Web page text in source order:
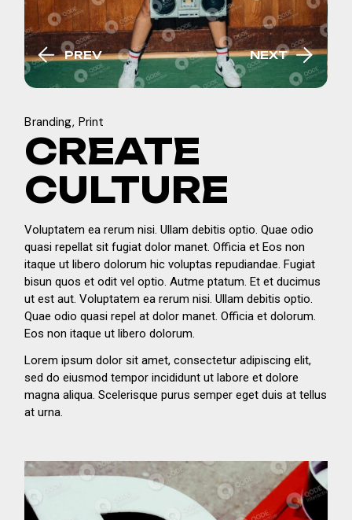
PREV NEXT
Branding Print
CREATE
CULTURE
Voluptatem ea rerum nisi. Ullam debitis optio. Quae odio
quasi repellat sit fugiat dolor manet. Officia et Eos non
itaque ut libero dolorum hic voluptas repudiandae. Fugiat
bisun quos et odit vel optio. Autme ptatum. Et et ducimus
ut est aut. Voluptatem ea rerum nisi. Ullam debitis optio.
Quae odio quasi repel at dolor manet. Officia et dolorum.
Eos non itaque ut libero dolorum.
Lorem ipsum dolor sit amet, consectetur adipiscing elit,
sed do eiusmod tempor incididunt ut labore et dolore
magna aliqua. Scelerisque purus semper eget duis at tellus
at urna.